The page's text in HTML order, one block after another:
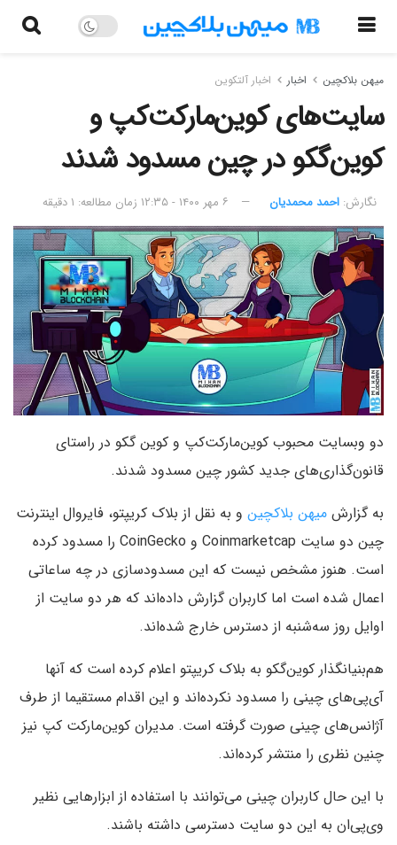
میهن بلاکچین اخبار اخبار آلتکوین
سایت‌های کوین‌مارکت‌کپ و
کوین‌گکو در چین مسدود شدند
نگارش:‌ احمد محمدیان ۶ مهر ۱۴۰۰ - ۱۲:۳۵ زمان مطالعه: ۱ دقیقه
دو وبسایت محبوب کوین‌مارکت‌کپ و کوین گکو در راستای
قانون‌گذاری‌های جدید کشور چین مسدود شدند.
به گزارش میهن بلاکچین و به نقل از بلاک کریپتو، فایروال اینترنت
چین دو سایت Coinmarketcap و CoinGecko را مسدود کرده
است. هنوز مشخص نیست که این مسدودسازی در چه ساعاتی
اعمال شده است اما کاربران گزارش داده‌اند که هر دو سایت از
اوایل روز سه‌شنبه از دسترس خارج شده‌اند.
هم‌بنیانگذار کوین‌گکو به بلاک کریپتو اعلام کرده است که آنها
آی‌پی‌های چینی را مسدود نکرده‌اند و این اقدام مستقیما از طرف
آژانس‌های چینی صورت گرفته است. مدیران کوین‌مارکت کپ نیز
چنین نظری را منتشر کرده‌اند.
با این حال کاربران چینی می‌توانند با استفاده از ابزارهایی نظیر
وی‌پی‌ان به این دو سایت دسترسی داشته باشند.